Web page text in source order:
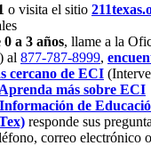
o visita el sitio
a 3 años, llame a la
al 877-787-8999,
cercano de ECI
Aprenda más sobre ECI
de
responde sus
correo electrónico